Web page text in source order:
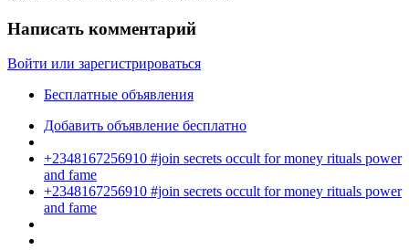
Написать комментарий
Войти или зарегистрироваться
Бесплатные объявления
Добавить объявление бесплатно
+2348167256910 #join secrets occult for money rituals power
and fame
+2348167256910 #join secrets occult for money rituals power
and fame